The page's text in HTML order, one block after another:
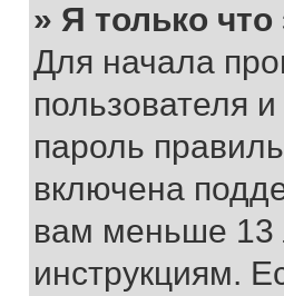
» Я только
Для начала
пользователя
пароль
включена
вам меньше 13
инструкциям.